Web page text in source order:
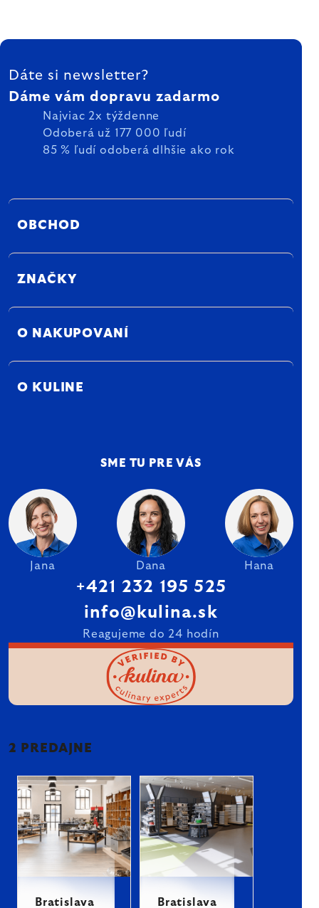
ZÁPÄTIE
Dáte si newsletter?
Dáme vám dopravu zadarmo
Najviac 2x týždenne
Odoberá už 177 000 ľudí
85 % ľudí odoberá dlhšie ako rok
OBCHOD
ZNAČKY
O NAKUPOVANÍ
O KULINE
SME TU PRE VÁS
Jana Dana Hana
+421 232 195 525
info@kulina.sk
Reagujeme do 24 hodín
2 PREDAJNE
Bratislava Bratislava